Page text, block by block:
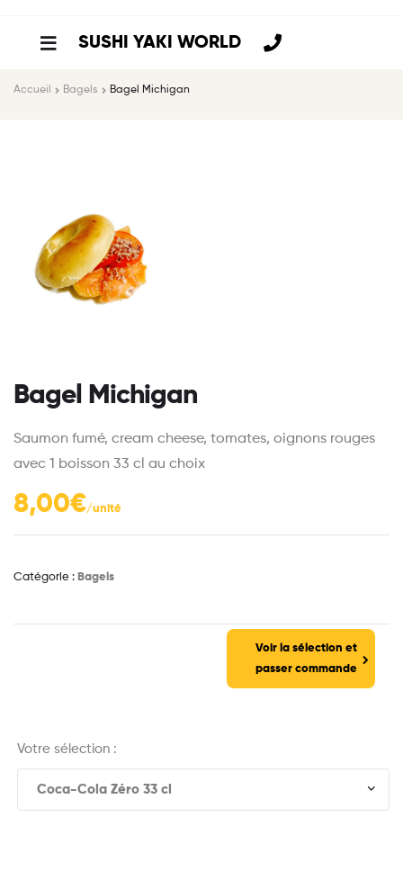
SUSHI YAKI WORLD
Accueil Bagels Bagel Michigan
Bagel Michigan
Saumon fumé, cream cheese, tomates, oignons rouges
avec 1 boisson 33 cl au choix
8,00€
Catégorie : Bagels
Voir la sélection et
passer commande
Votre sélection :